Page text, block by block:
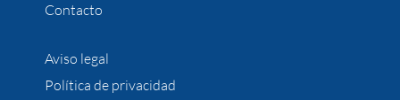
Contacto
Aviso legal
Política de privacidad